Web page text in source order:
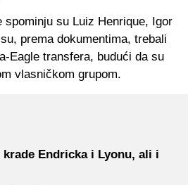
spominju su Luiz Henrique, Igor
prema dokumentima, trebali
Eagle transfera, budući da su
vlasničkom grupom.
Endricka i Lyonu, ali i